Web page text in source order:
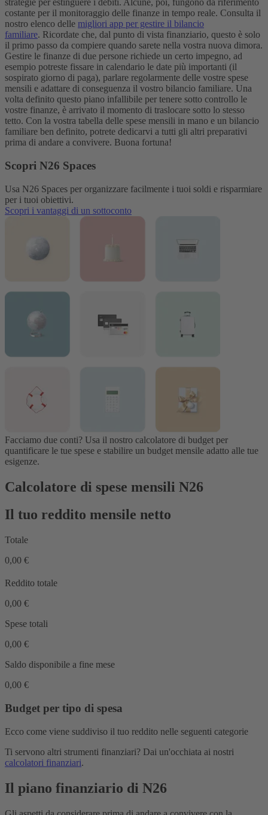
strategie per estinguere i debiti. Alcune, poi, fungono da riferimento
costante per il monitoraggio delle finanze in tempo reale. Consulta il
nostro elenco delle migliori app per gestire il bilancio
familiare. Ricordate che, dal punto di vista finanziario, questo è solo
il primo passo da compiere quando sarete nella vostra nuova dimora.
Gestire le finanze di due persone richiede un certo impegno, ad
esempio potreste fissare in calendario le date più importanti (il
sospirato giorno di paga), parlare regolarmente delle vostre spese
mensili e adattare di conseguenza il vostro bilancio familiare. Una
volta definito questo piano infallibile per tenere sotto controllo le
vostre finanze, è arrivato il momento di traslocare sotto lo stesso
tetto. Con la vostra tabella delle spese mensili in mano e un bilancio
familiare ben definito, potrete dedicarvi a tutti gli altri preparativi
prima di andare a convivere. Buona fortuna!
Scopri N26 Spaces
Usa N26 Spaces per organizzare facilmente i tuoi soldi e risparmiare
per i tuoi obiettivi.
Scopri i vantaggi di un sottoconto
Facciamo due conti? Usa il nostro calcolatore di budget per
quantificare le tue spese e stabilire un budget mensile adatto alle tue
esigenze.
Calcolatore di spese mensili N26
Il tuo reddito mensile netto
Totale
0,00 €
Reddito totale
0,00 €
Spese totali
0,00 €
Saldo disponibile a fine mese
0,00 €
Budget per tipo di spesa
Ecco come viene suddiviso il tuo reddito nelle seguenti categorie
Ti servono altri strumenti finanziari? Dai un'occhiata ai nostri
calcolatori finanziari.
Il piano finanziario di N26